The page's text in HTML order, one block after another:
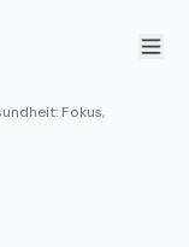
Fokus,